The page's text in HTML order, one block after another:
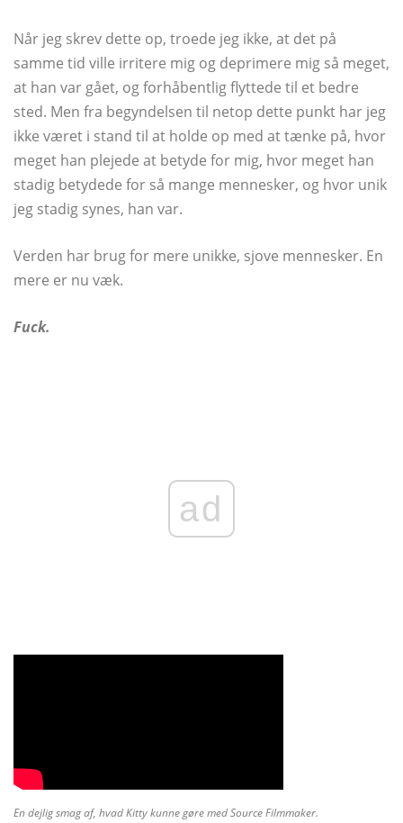
Når jeg skrev dette op, troede jeg ikke, at det på
samme tid ville irritere mig og deprimere mig så meget,
at han var gået, og forhåbentlig flyttede til et bedre
sted. Men fra begyndelsen til netop dette punkt har jeg
ikke været i stand til at holde op med at tænke på, hvor
meget han plejede at betyde for mig, hvor meget han
stadig betydede for så mange mennesker, og hvor unik
jeg stadig synes, han var.
Verden har brug for mere unikke, sjove mennesker. En
mere er nu væk.
Fuck.
ad
En dejlig smag af, hvad Kitty kunne gøre med Source Filmmaker.